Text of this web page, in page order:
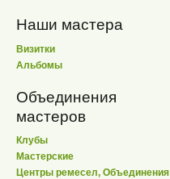
Наши мастера
Визитки
Альбомы
Объединения
мастеров
Клубы
Мастерские
Центры ремесел, Объединения